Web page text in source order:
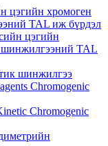
цэгийн хромоген
TAL иж бүрдэл
цэгийн
шинжилгээний TAL
шинжилгээ
Chromogenic
Chromogenic